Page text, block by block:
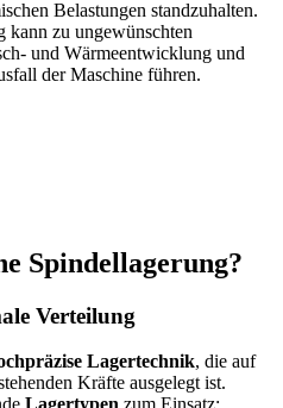
Belastungen standzuhalten.
kann zu ungewünschten
und Wärmeentwicklung und
der Maschine führen.
Spindellagerung?
Verteilung
Lagertechnik, die auf
Kräfte ausgelegt ist.